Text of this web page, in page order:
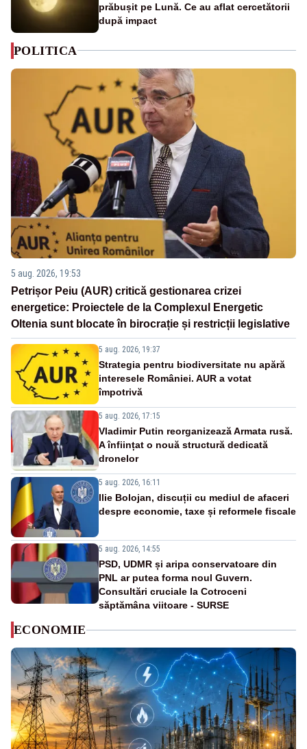
prăbușit pe Lună. Ce au aflat cercetătorii
după impact
POLITICA
5 aug. 2026, 19:53
Petrișor Peiu (AUR) critică gestionarea crizei
energetice: Proiectele de la Complexul Energetic
Oltenia sunt blocate în birocrație și restricții legislative
5 aug. 2026, 19:37
Strategia pentru biodiversitate nu apără
interesele României. AUR a votat
împotrivă
5 aug. 2026, 17:15
Vladimir Putin reorganizează Armata rusă.
A înființat o nouă structură dedicată
dronelor
5 aug. 2026, 16:11
Ilie Bolojan, discuții cu mediul de afaceri
despre economie, taxe și reformele fiscale
5 aug. 2026, 14:55
PSD, UDMR și aripa conservatoare din
PNL ar putea forma noul Guvern.
Consultări cruciale la Cotroceni
săptămâna viitoare - SURSE
ECONOMIE